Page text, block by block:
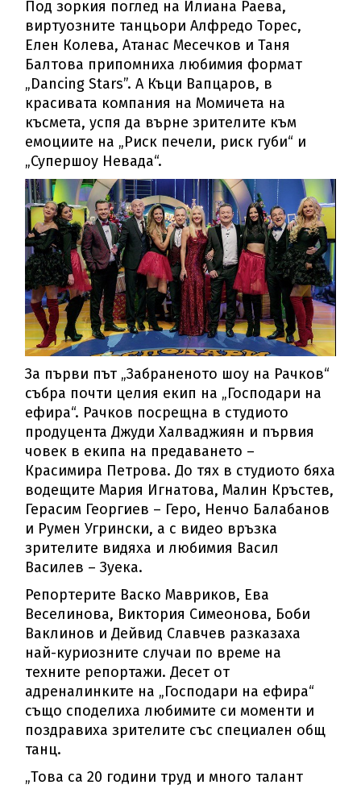
Под зоркия поглед на Илиана Раева,
виртуозните танцьори Алфредо Торес,
Елен Колева, Атанас Месечков и Таня
Балтова припомниха любимия формат
„Dancing Stars”. А Къци Вапцаров, в
красивата компания на Момичета на
късмета, успя да върне зрителите към
емоциите на „Риск печели, риск губи“ и
„Супершоу Невада“.
За първи път „Забраненото шоу на Рачков“
събра почти целия екип на „Господари на
ефира“. Рачков посрещна в студиото
продуцента Джуди Халваджиян и първия
човек в екипа на предаването –
Красимира Петрова. До тях в студиото бяха
водещите Мария Игнатова, Малин Кръстев,
Герасим Георгиев – Геро, Ненчо Балабанов
и Румен Угрински, а с видео връзка
зрителите видяха и любимия Васил
Василев – Зуека.
Репортерите Васко Мавриков, Ева
Веселинова, Виктория Симеонова, Боби
Ваклинов и Дейвид Славчев разказаха
най-куриозните случаи по време на
техните репортажи. Десет от
адреналинките на „Господари на ефира“
също споделиха любимите си моменти и
поздравиха зрителите със специален общ
танц.
„Това са 20 години труд и много талант